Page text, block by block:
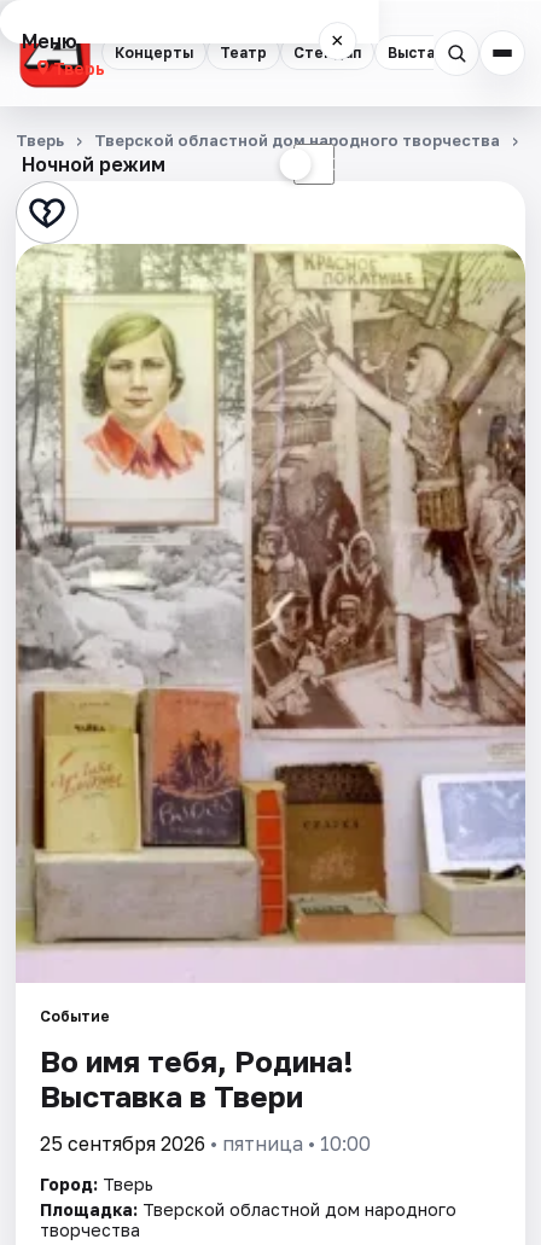
Концерты Театр Стендап Выставки
Меню ×
Тверь
Концерты
Театр
Стендап
Выставки
Квесты
Экскурсии
Спорт
События
Города
Площадки
Рейтинги
Ночной режим ☾
Тверь Тверской областной дом народного творчества
Событие
Во имя тебя, Родина!
Выставка в Твери
25 сентября 2026 • пятница • 10:00
Город: Тверь
Площадка: Тверской областной дом народного
творчества